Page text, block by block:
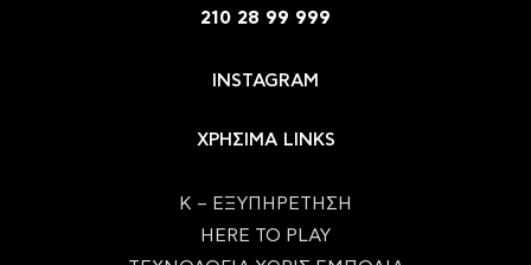
210 28 99 999
INSTAGRAM
ΧΡΗΣΙΜΑ LINKS
Κ – ΕΞΥΠΗΡΕΤΗΣΗ
HERE TO PLAY